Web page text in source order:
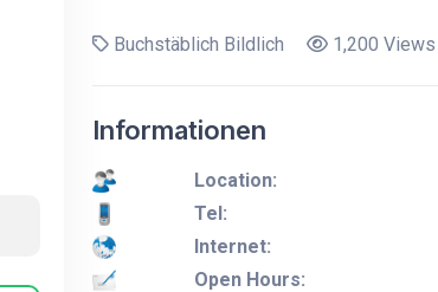
Buchstäblich Bildlich 1,200 Views
Informationen
Location:
Tel:
Internet:
Open Hours: